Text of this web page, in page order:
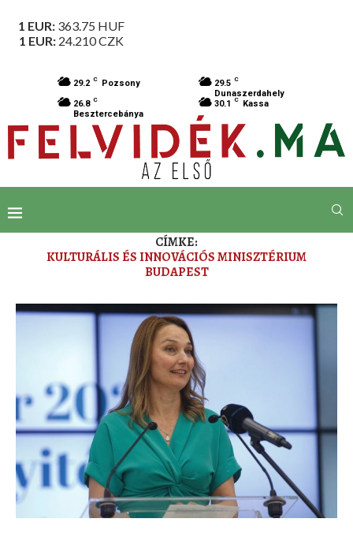
1 EUR: 363.75 HUF
1 EUR: 24.210CZK
29.2 C Pozsony 29.5 C
Dunaszerdahely
26.8 C
Besztercebánya
30.1 C Kassa
CÍMKE:
KULTURÁLIS ÉS INNOVÁCIÓS MINISZTÉRIUM
BUDAPEST